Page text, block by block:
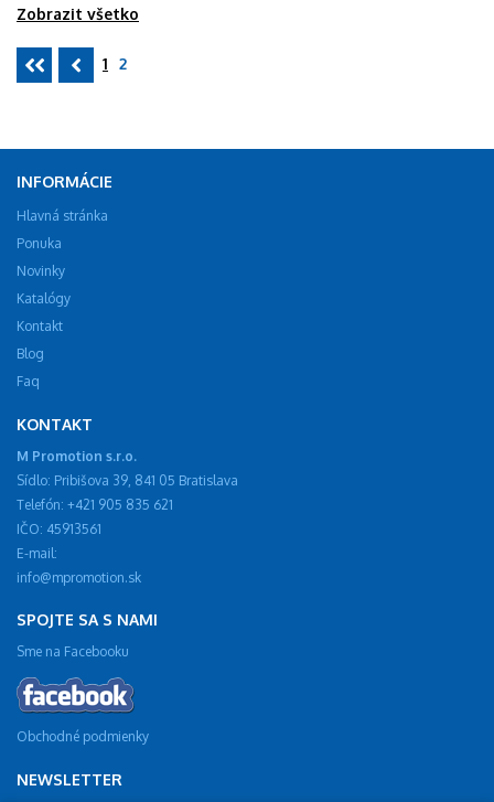
Zobrazit všetko
1 2
INFORMÁCIE
Hlavná stránka
Ponuka
Novinky
Katalógy
Kontakt
Blog
Faq
KONTAKT
M Promotion s.r.o.
Sídlo: Pribišova 39, 841 05 Bratislava
Telefón: +421 905 835 621
IČO: 45913561
E-mail:
info@mpromotion.sk
SPOJTE SA S NAMI
Sme na Facebooku
Obchodné podmienky
NEWSLETTER